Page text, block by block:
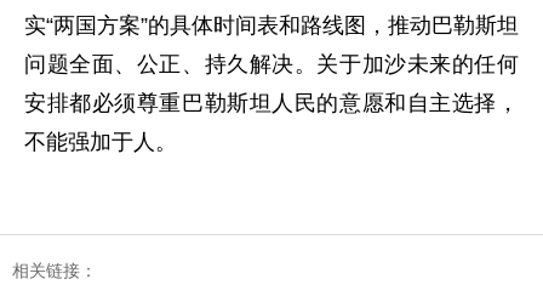
实“两国方案”的具体时间表和路线图，推动巴勒斯坦
问题全面、公正、持久解决。关于加沙未来的任何
安排都必须尊重巴勒斯坦人民的意愿和自主选择，
不能强加于人。
相关链接：